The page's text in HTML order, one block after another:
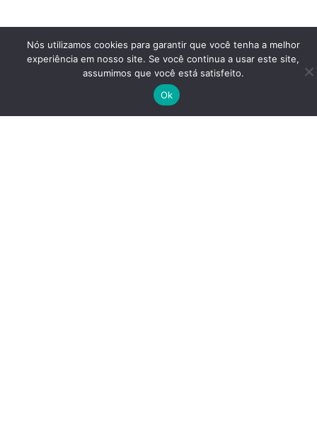
Nós utilizamos cookies para garantir que você tenha a melhor
experiência em nosso site. Se você continua a usar este site,
assumimos que você está satisfeito.
Ok